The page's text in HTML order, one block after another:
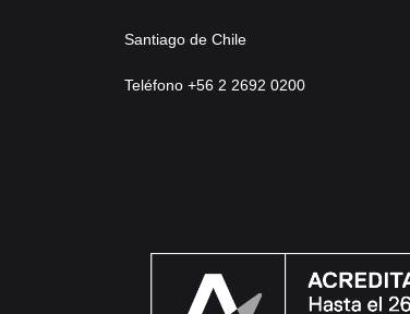
Santiago de Chile
Teléfono +56 2 2692 0200